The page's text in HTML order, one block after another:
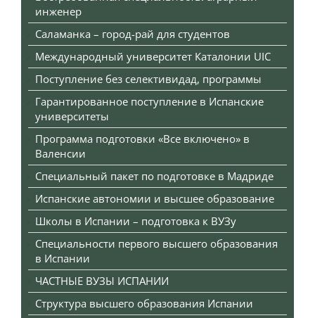
инженер
Саламанка – город-рай для студентов
Международный университет Каталонии UIC
Поступление без селективидад, программы
Гарантированное поступление в Испанские
университеты
Программа подготовки «Все включено» в
Валенсии
Специальный пакет по подготовке в Мадриде
Испанские автономии и высшее образование
Школы в Испании – подготовка к ВУЗу
Специальности первого высшего образования
в Испании
ЧАСТНЫЕ ВУЗЫ ИСПАНИИ
Структура высшего образования Испании